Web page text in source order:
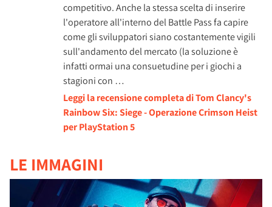
competitivo. Anche la stessa scelta di inserire
l'operatore all'interno del Battle Pass fa capire
come gli sviluppatori siano costantemente vigili
sull'andamento del mercato (la soluzione è
infatti ormai una consuetudine per i giochi a
stagioni con …
Leggi la recensione completa di Tom Clancy's
Rainbow Six: Siege - Operazione Crimson Heist
per PlayStation 5
LE IMMAGINI